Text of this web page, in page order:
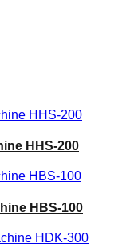
HHS-200
HBS-100